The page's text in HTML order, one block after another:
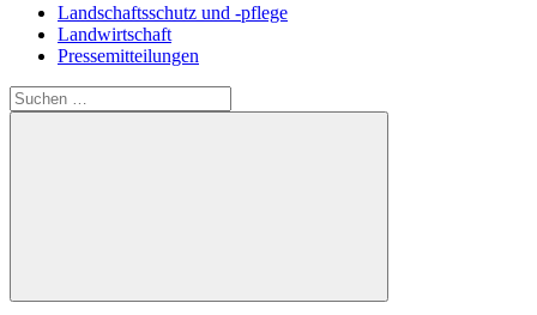
Landschaftsschutz und -pflege
Landwirtschaft
Pressemitteilungen
Suchen
nach:
Suchen